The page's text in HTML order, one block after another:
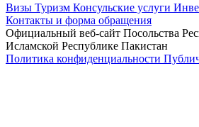
Визы Туризм Консульские услуги
Контакты и форма обращения
Официальный веб-сайт Посольства
Исламской Республике Пакистан
Политика конфиденциальности